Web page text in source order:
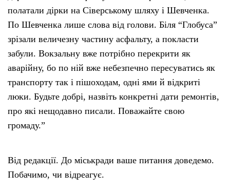
полатали дірки на Сіверському шляху і Шевченка.
По Шевченка лише слова від голови. Біля “Глобуса”
зрізали величезну частину асфальту, а покласти
забули. Вокзальну вже потрібно перекрити як
аварійну, бо по ній вже небезпечно пересуватись як
транспорту так і пішоходам, одні ями й відкриті
люки. Будьте добрі, назвіть конкретні дати ремонтів,
про які нещодавно писали. Поважайте свою
громаду.”
Від редакції. До міськради ваше питання доведемо.
Побачимо, чи відреагує.